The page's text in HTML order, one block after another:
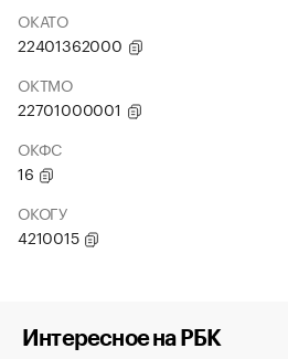
ОКАТО
22401362000
ОКТМО
22701000001
ОКФС
16
ОКОГУ
4210015
Интересное на РБК